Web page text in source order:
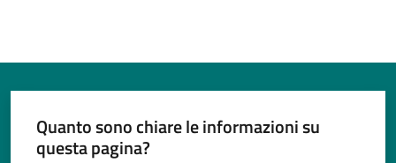
Quanto sono chiare le informazioni su
questa pagina?